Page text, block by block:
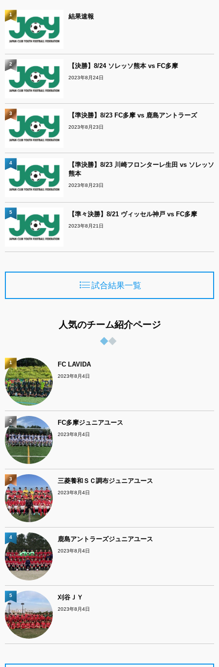
結果速報
1
【決勝】8/24 ソレッソ熊本 vs FC多摩
2023年8月24日
2
【準決勝】8/23 FC多摩 vs 鹿島アントラーズ
2023年8月23日
3
【準決勝】8/23 川崎フロンターレ生田 vs ソレッソ
熊本
2023年8月23日
4
【準々決勝】8/21 ヴィッセル神戸 vs FC多摩
2023年8月21日
5
試合結果一覧
人気のチーム紹介ページ
FC LAVIDA
2023年8月4日
1
FC多摩ジュニアユース
2023年8月4日
2
三菱養和ＳＣ調布ジュニアユース
2023年8月4日
3
鹿島アントラーズジュニアユース
2023年8月4日
4
刈谷ＪＹ
2023年8月4日
5